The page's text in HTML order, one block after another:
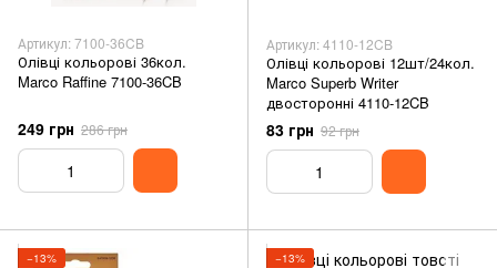
Артикул: 7100-36CB
Олівці кольорові 36кол.
Marco Raffine 7100-36CB
249 грн 286 грн
Артикул: 4110-12CB
Олівці кольорові 12шт/24кол.
Marco Superb Writer
двосторонні 4110-12CB
83 грн 92 грн
−13% −13%